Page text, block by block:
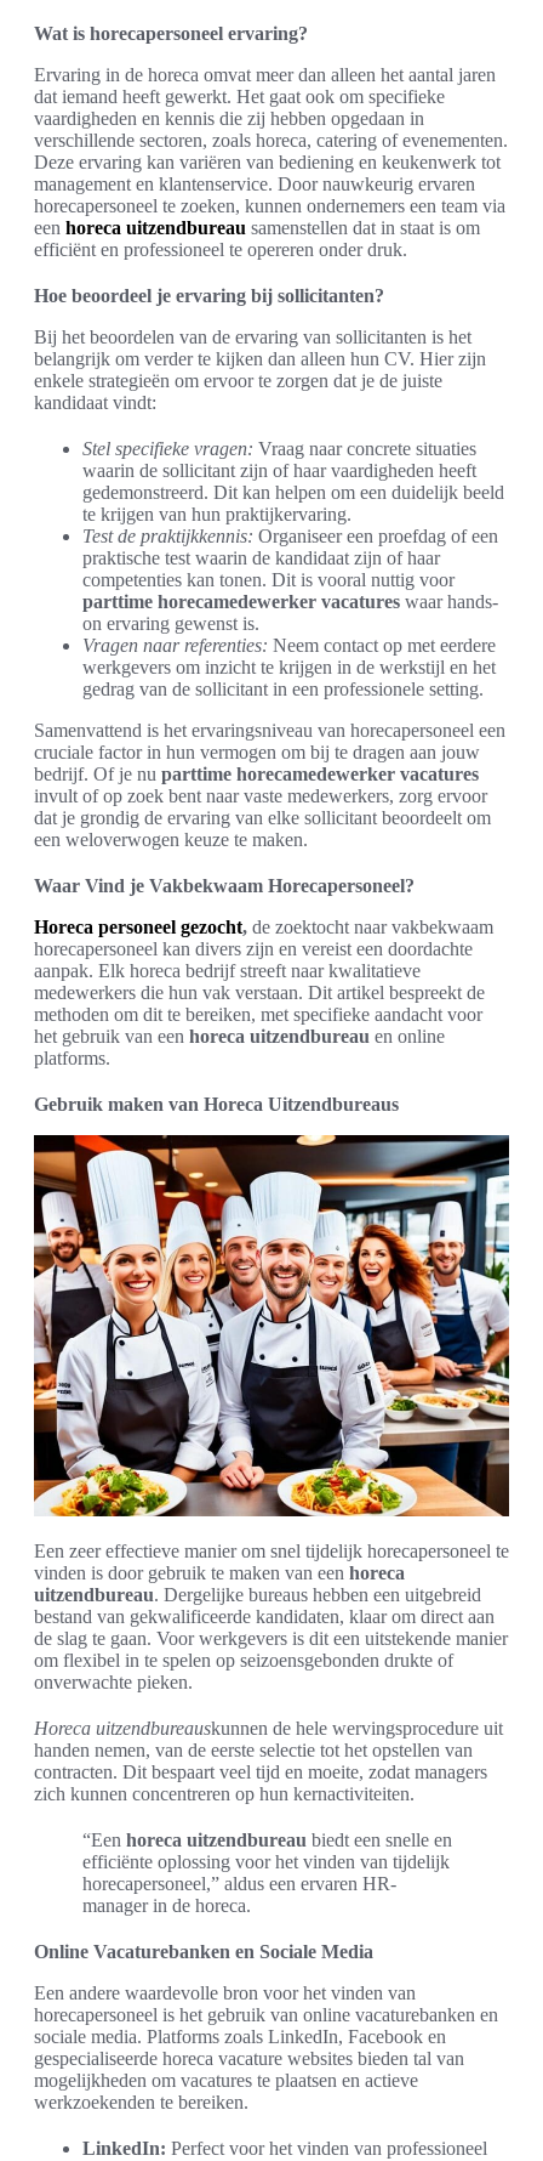
Wat is horecapersoneel ervaring?
Ervaring in de horeca omvat meer dan alleen het aantal jaren
dat iemand heeft gewerkt. Het gaat ook om specifieke
vaardigheden en kennis die zij hebben opgedaan in
verschillende sectoren, zoals horeca, catering of evenementen.
Deze ervaring kan variëren van bediening en keukenwerk tot
management en klantenservice. Door nauwkeurig ervaren
horecapersoneel te zoeken, kunnen ondernemers een team via
een horeca uitzendbureau samenstellen dat in staat is om
efficiënt en professioneel te opereren onder druk.
Hoe beoordeel je ervaring bij sollicitanten?
Bij het beoordelen van de ervaring van sollicitanten is het
belangrijk om verder te kijken dan alleen hun CV. Hier zijn
enkele strategieën om ervoor te zorgen dat je de juiste
kandidaat vindt:
Stel specifieke vragen: Vraag naar concrete situaties
waarin de sollicitant zijn of haar vaardigheden heeft
gedemonstreerd. Dit kan helpen om een duidelijk beeld
te krijgen van hun praktijkervaring.
Test de praktijkkennis: Organiseer een proefdag of een
praktische test waarin de kandidaat zijn of haar
competenties kan tonen. Dit is vooral nuttig voor
parttime horecamedewerker vacatures waar hands-
on ervaring gewenst is.
Vragen naar referenties: Neem contact op met eerdere
werkgevers om inzicht te krijgen in de werkstijl en het
gedrag van de sollicitant in een professionele setting.
Samenvattend is het ervaringsniveau van horecapersoneel een
cruciale factor in hun vermogen om bij te dragen aan jouw
bedrijf. Of je nu parttime horecamedewerker vacatures
invult of op zoek bent naar vaste medewerkers, zorg ervoor
dat je grondig de ervaring van elke sollicitant beoordeelt om
een weloverwogen keuze te maken.
Waar Vind je Vakbekwaam Horecapersoneel?
Horeca personeel gezocht, de zoektocht naar vakbekwaam
horecapersoneel kan divers zijn en vereist een doordachte
aanpak. Elk horeca bedrijf streeft naar kwalitatieve
medewerkers die hun vak verstaan. Dit artikel bespreekt de
methoden om dit te bereiken, met specifieke aandacht voor
het gebruik van een horeca uitzendbureau en online
platforms.
Gebruik maken van Horeca Uitzendbureaus
Een zeer effectieve manier om snel tijdelijk horecapersoneel te
vinden is door gebruik te maken van een horeca
uitzendbureau. Dergelijke bureaus hebben een uitgebreid
bestand van gekwalificeerde kandidaten, klaar om direct aan
de slag te gaan. Voor werkgevers is dit een uitstekende manier
om flexibel in te spelen op seizoensgebonden drukte of
onverwachte pieken.
Horeca uitzendbureauskunnen de hele wervingsprocedure uit
handen nemen, van de eerste selectie tot het opstellen van
contracten. Dit bespaart veel tijd en moeite, zodat managers
zich kunnen concentreren op hun kernactiviteiten.
“Een horeca uitzendbureau biedt een snelle en
efficiënte oplossing voor het vinden van tijdelijk
horecapersoneel,” aldus een ervaren HR-
manager in de horeca.
Online Vacaturebanken en Sociale Media
Een andere waardevolle bron voor het vinden van
horecapersoneel is het gebruik van online vacaturebanken en
sociale media. Platforms zoals LinkedIn, Facebook en
gespecialiseerde horeca vacature websites bieden tal van
mogelijkheden om vacatures te plaatsen en actieve
werkzoekenden te bereiken.
LinkedIn: Perfect voor het vinden van professioneel